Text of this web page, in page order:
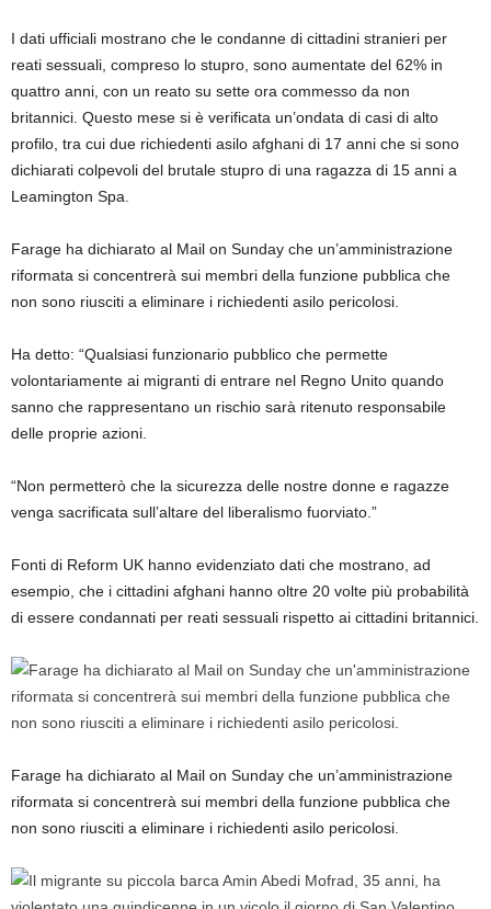
I dati ufficiali mostrano che le condanne di cittadini stranieri per
reati sessuali, compreso lo stupro, sono aumentate del 62% in
quattro anni, con un reato su sette ora commesso da non
britannici. Questo mese si è verificata un’ondata di casi di alto
profilo, tra cui due richiedenti asilo afghani di 17 anni che si sono
dichiarati colpevoli del brutale stupro di una ragazza di 15 anni a
Leamington Spa.
Farage ha dichiarato al Mail on Sunday che un’amministrazione
riformata si concentrerà sui membri della funzione pubblica che
non sono riusciti a eliminare i richiedenti asilo pericolosi.
Ha detto: “Qualsiasi funzionario pubblico che permette
volontariamente ai migranti di entrare nel Regno Unito quando
sanno che rappresentano un rischio sarà ritenuto responsabile
delle proprie azioni.
“Non permetterò che la sicurezza delle nostre donne e ragazze
venga sacrificata sull’altare del liberalismo fuorviato.”
Fonti di Reform UK hanno evidenziato dati che mostrano, ad
esempio, che i cittadini afghani hanno oltre 20 volte più probabilità
di essere condannati per reati sessuali rispetto ai cittadini britannici.
Farage ha dichiarato al Mail on Sunday che un’amministrazione
riformata si concentrerà sui membri della funzione pubblica che
non sono riusciti a eliminare i richiedenti asilo pericolosi.